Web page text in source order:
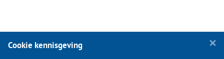
Cookie kennisgeving